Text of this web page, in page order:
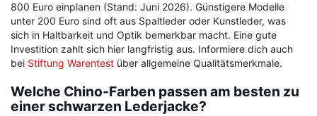
800 Euro einplanen (Stand: Juni 2026). Günstigere Modelle
unter 200 Euro sind oft aus Spaltleder oder Kunstleder, was
sich in Haltbarkeit und Optik bemerkbar macht. Eine gute
Investition zahlt sich hier langfristig aus. Informiere dich auch
bei Stiftung Warentest über allgemeine Qualitätsmerkmale.
Welche Chino-Farben passen am besten zu
einer schwarzen Lederjacke?